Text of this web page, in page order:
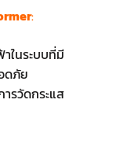
:
ในระบบที่มี
ดภัย
รวัดกระแส